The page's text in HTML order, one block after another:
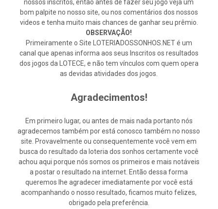
nossos inscritos, então antes de fazer seu jogo veja um
bom palpite no nosso site, ou nos comentários dos nossos
videos e tenha muito mais chances de ganhar seu prêmio.
OBSERVAÇÃO!
Primeiramente o Site LOTERIADOSSONHOS.NET é um
canal que apenas informa aos seus Inscritos os resultados
dos jogos da LOTECE, e não tem vínculos com quem opera
as devidas atividades dos jogos.
Agradecimentos!
Em primeiro lugar, ou antes de mais nada portanto nós
agradecemos também por está conosco também no nosso
site. Provavelmente ou consequentemente você vem em
busca do resultado da loteria dos sonhos certamente você
achou aqui porque nós somos os primeiros e mais notáveis
a postar o resultado na internet. Então dessa forma
queremos lhe agradecer imediatamente por você está
acompanhando o nosso resultado, ficamos muito felizes,
obrigado pela preferência.